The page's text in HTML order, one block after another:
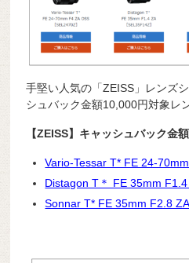
手堅い人気の「ZEISS」レンズ
シュバック金額10,000円対象レ
【ZEISS】キャッシュバック金
Vario-Tessar T* FE 24-
Distagon T＊ FE 35mm F1.4
Sonnar T* FE 35mm F2.8